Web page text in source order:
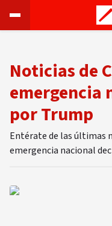
Noticias de
emergencia
por Trump
Entérate de las últimas
emergencia nacional